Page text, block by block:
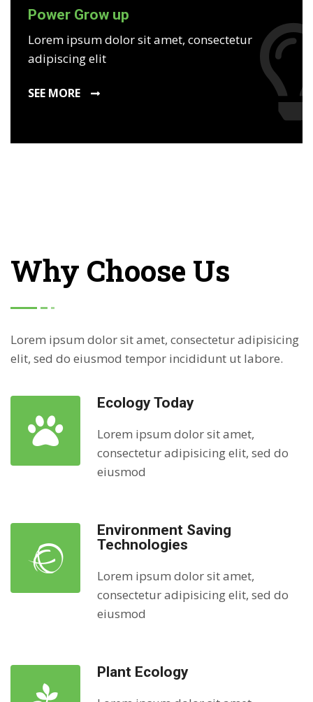
Power Grow up
Lorem ipsum dolor sit amet, consectetur
adipiscing elit
SEE MORE
Why Choose Us
Lorem ipsum dolor sit amet, consectetur adipisicing
elit, sed do eiusmod tempor incididunt ut labore.
Ecology Today
Lorem ipsum dolor sit amet,
consectetur adipisicing elit, sed do
eiusmod
Environment Saving
Technologies
Lorem ipsum dolor sit amet,
consectetur adipisicing elit, sed do
eiusmod
Plant Ecology